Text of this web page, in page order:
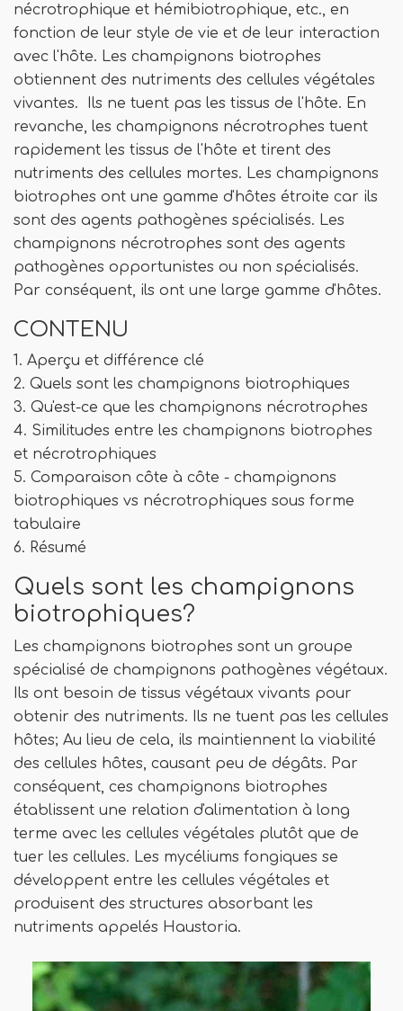
nécrotrophique et hémibiotrophique, etc., en
fonction de leur style de vie et de leur interaction
avec l'hôte. Les champignons biotrophes
obtiennent des nutriments des cellules végétales
vivantes. Ils ne tuent pas les tissus de l'hôte. En
revanche, les champignons nécrotrophes tuent
rapidement les tissus de l'hôte et tirent des
nutriments des cellules mortes. Les champignons
biotrophes ont une gamme d'hôtes étroite car ils
sont des agents pathogènes spécialisés. Les
champignons nécrotrophes sont des agents
pathogènes opportunistes ou non spécialisés.
Par conséquent, ils ont une large gamme d'hôtes.
CONTENU
1. Aperçu et différence clé
2. Quels sont les champignons biotrophiques
3. Qu'est-ce que les champignons nécrotrophes
4. Similitudes entre les champignons biotrophes
et nécrotrophiques
5. Comparaison côte à côte - champignons
biotrophiques vs nécrotrophiques sous forme
tabulaire
6. Résumé
Quels sont les champignons
biotrophiques?
Les champignons biotrophes sont un groupe
spécialisé de champignons pathogènes végétaux.
Ils ont besoin de tissus végétaux vivants pour
obtenir des nutriments. Ils ne tuent pas les cellules
hôtes; Au lieu de cela, ils maintiennent la viabilité
des cellules hôtes, causant peu de dégâts. Par
conséquent, ces champignons biotrophes
établissent une relation d'alimentation à long
terme avec les cellules végétales plutôt que de
tuer les cellules. Les mycéliums fongiques se
développent entre les cellules végétales et
produisent des structures absorbant les
nutriments appelés Haustoria.